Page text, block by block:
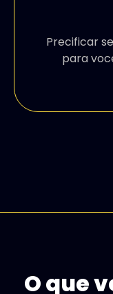
Precificar
para
O que